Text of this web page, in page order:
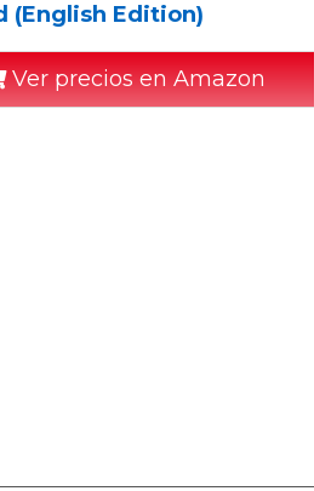
(English Edition)
Ver precios en Amazon